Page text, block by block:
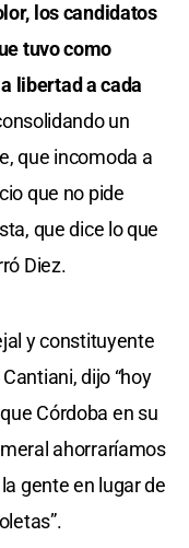
los candidatos
tuvo como
libertad a cada
un
que incomoda a
que no pide
que dice lo que
Diez.
y constituyente
dijo “hoy
Córdoba en su
ahorraríamos
gente en lugar de